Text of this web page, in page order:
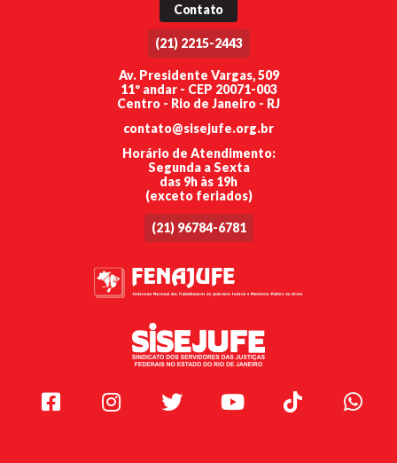
Contato
(21) 2215-2443
Av. Presidente Vargas, 509
11º andar - CEP 20071-003
Centro - Rio de Janeiro - RJ
contato@sisejufe.org.br
Horário de Atendimento:
Segunda a Sexta
das 9h às 19h
(exceto feriados)
(21) 96784-6781
Facebook Instagram Twitter Youtube TikTok